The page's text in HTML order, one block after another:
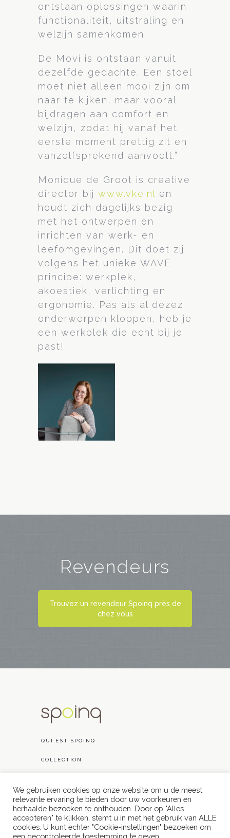
ontstaan oplossingen waarin
functionaliteit, uitstraling en
welzijn samenkomen.
De Movi is ontstaan vanuit
dezelfde gedachte. Een stoel
moet niet alleen mooi zijn om
naar te kijken, maar vooral
bijdragen aan comfort en
welzijn, zodat hij vanaf het
eerste moment prettig zit en
vanzelfsprekend aanvoelt.”
Monique de Groot is creative
director bij www.vke.nl en
houdt zich dagelijks bezig
met het ontwerpen en
inrichten van werk- en
leefomgevingen. Dit doet zij
volgens het unieke WAVE
principe: werkplek,
akoestiek, verlichting en
ergonomie. Pas als al dezez
onderwerpen kloppen, heb je
een werkplek die echt bij je
past!
Revendeurs
Trouvez un revendeur Spoinq près de
chez vous
QUI EST SPOINQ
COLLECTION
CONTACT
We gebruiken cookies op onze website om u de meest
relevante ervaring te bieden door uw voorkeuren en
herhaalde bezoeken te onthouden. Door op "Alles
accepteren" te klikken, stemt u in met het gebruik van ALLE
cookies. U kunt echter "Cookie-instellingen" bezoeken om
een ​​gecontroleerde toestemming te geven.